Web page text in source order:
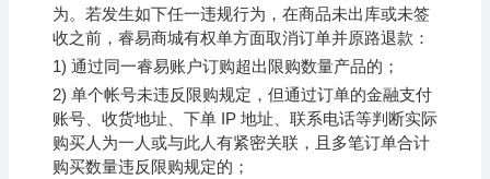
为。若发生如下任一违规行为，在商品未出库或未签
收之前，睿易商城有权单方面取消订单并原路退款：
1) 通过同一睿易账户订购超出限购数量产品的；
2) 单个帐号未违反限购规定，但通过订单的金融支付
账号、收货地址、下单 IP 地址、联系电话等判断实际
购买人为一人或与此人有紧密关联，且多笔订单合计
购买数量违反限购规定的；